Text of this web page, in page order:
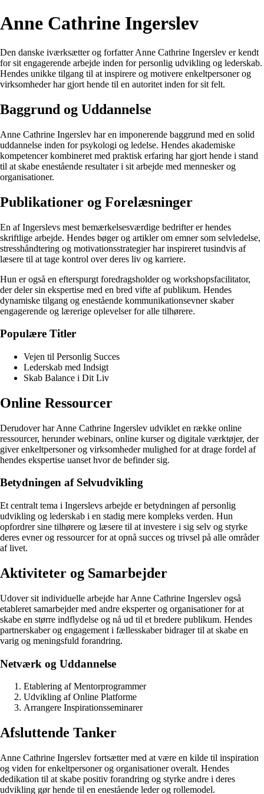
Anne Cathrine Ingerslev
Den danske iværksætter og forfatter Anne Cathrine Ingerslev er kendt
for sit engagerende arbejde inden for personlig udvikling og lederskab.
Hendes unikke tilgang til at inspirere og motivere enkeltpersoner og
virksomheder har gjort hende til en autoritet inden for sit felt.
Baggrund og Uddannelse
Anne Cathrine Ingerslev har en imponerende baggrund med en solid
uddannelse inden for psykologi og ledelse. Hendes akademiske
kompetencer kombineret med praktisk erfaring har gjort hende i stand
til at skabe enestående resultater i sit arbejde med mennesker og
organisationer.
Publikationer og Forelæsninger
En af Ingerslevs mest bemærkelsesværdige bedrifter er hendes
skriftlige arbejde. Hendes bøger og artikler om emner som selvledelse,
stresshåndtering og motivationsstrategier har inspireret tusindvis af
læsere til at tage kontrol over deres liv og karriere.
Hun er også en efterspurgt foredragsholder og workshopsfacilitator,
der deler sin ekspertise med en bred vifte af publikum. Hendes
dynamiske tilgang og enestående kommunikationsevner skaber
engagerende og lærerige oplevelser for alle tilhørere.
Populære Titler
Vejen til Personlig Succes
Lederskab med Indsigt
Skab Balance i Dit Liv
Online Ressourcer
Derudover har Anne Cathrine Ingerslev udviklet en række online
ressourcer, herunder webinars, online kurser og digitale værktøjer, der
giver enkeltpersoner og virksomheder mulighed for at drage fordel af
hendes ekspertise uanset hvor de befinder sig.
Betydningen af Selvudvikling
Et centralt tema i Ingerslevs arbejde er betydningen af personlig
udvikling og lederskab i en stadig mere kompleks verden. Hun
opfordrer sine tilhørere og læsere til at investere i sig selv og styrke
deres evner og ressourcer for at opnå succes og trivsel på alle områder
af livet.
Aktiviteter og Samarbejder
Udover sit individuelle arbejde har Anne Cathrine Ingerslev også
etableret samarbejder med andre eksperter og organisationer for at
skabe en større indflydelse og nå ud til et bredere publikum. Hendes
partnerskaber og engagement i fællesskaber bidrager til at skabe en
varig og meningsfuld forandring.
Netværk og Uddannelse
Etablering af Mentorprogrammer
Udvikling af Online Platforme
Arrangere Inspirationsseminarer
Afsluttende Tanker
Anne Cathrine Ingerslev fortsætter med at være en kilde til inspiration
og viden for enkeltpersoner og organisationer overalt. Hendes
dedikation til at skabe positiv forandring og styrke andre i deres
udvikling gør hende til en enestående leder og rollemodel.